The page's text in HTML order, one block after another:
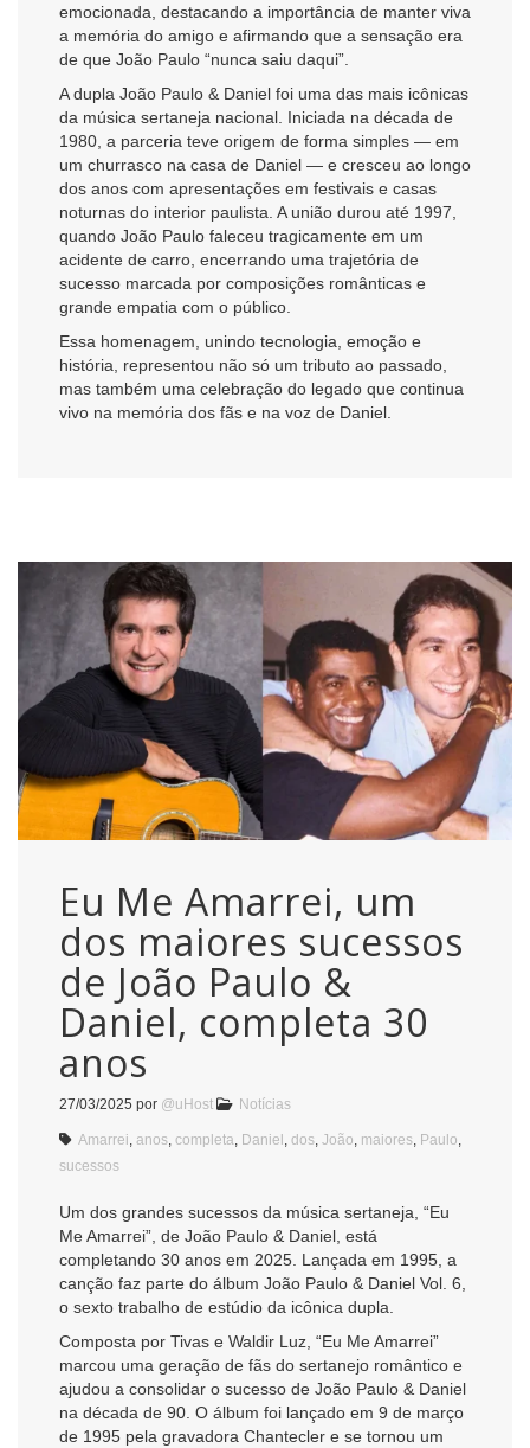
emocionada, destacando a importância de manter viva
a memória do amigo e afirmando que a sensação era
de que João Paulo “nunca saiu daqui”.
A dupla João Paulo & Daniel foi uma das mais icônicas
da música sertaneja nacional. Iniciada na década de
1980, a parceria teve origem de forma simples — em
um churrasco na casa de Daniel — e cresceu ao longo
dos anos com apresentações em festivais e casas
noturnas do interior paulista. A união durou até 1997,
quando João Paulo faleceu tragicamente em um
acidente de carro, encerrando uma trajetória de
sucesso marcada por composições românticas e
grande empatia com o público.
Essa homenagem, unindo tecnologia, emoção e
história, representou não só um tributo ao passado,
mas também uma celebração do legado que continua
vivo na memória dos fãs e na voz de Daniel.
Eu Me Amarrei, um
dos maiores sucessos
de João Paulo &
Daniel, completa 30
anos
27/03/2025 por @uHost Notícias
Amarrei anos completa Daniel dos João maiores Paulo
sucessos
Um dos grandes sucessos da música sertaneja, “Eu
Me Amarrei”, de João Paulo & Daniel, está
completando 30 anos em 2025. Lançada em 1995, a
canção faz parte do álbum João Paulo & Daniel Vol. 6,
o sexto trabalho de estúdio da icônica dupla.
Composta por Tivas e Waldir Luz, “Eu Me Amarrei”
marcou uma geração de fãs do sertanejo romântico e
ajudou a consolidar o sucesso de João Paulo & Daniel
na década de 90. O álbum foi lançado em 9 de março
de 1995 pela gravadora Chantecler e se tornou um